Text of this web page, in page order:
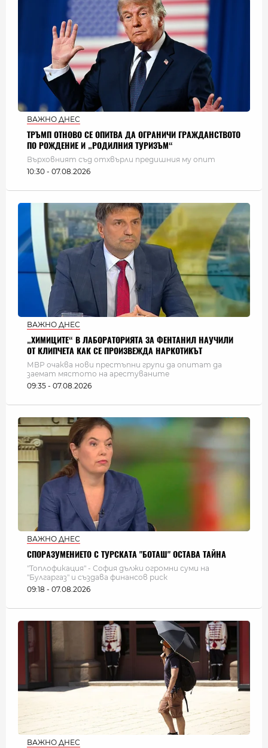
ВАЖНО ДНЕС
ТРЪМП ОТНОВО СЕ ОПИТВА ДА ОГРАНИЧИ ГРАЖДАНСТВОТО
ПО РОЖДЕНИЕ И „РОДИЛНИЯ ТУРИЗЪМ“
Върховният съд отхвърли предишния му опит
10:30 - 07.08.2026
ВАЖНО ДНЕС
„ХИМИЦИТЕ“ В ЛАБОРАТОРИЯТА ЗА ФЕНТАНИЛ НАУЧИЛИ
ОТ КЛИПЧЕТА КАК СЕ ПРОИЗВЕЖДА НАРКОТИКЪТ
МВР очаква нови престъпни групи да опитат да
заемат мястото на арестуваните
09:35 - 07.08.2026
ВАЖНО ДНЕС
СПОРАЗУМЕНИЕТО С ТУРСКАТА "БОТАШ" ОСТАВА ТАЙНА
"Топлофикация" - София дължи огромни суми на
"Булгаргаз" и създава финансов риск
09:18 - 07.08.2026
ВАЖНО ДНЕС